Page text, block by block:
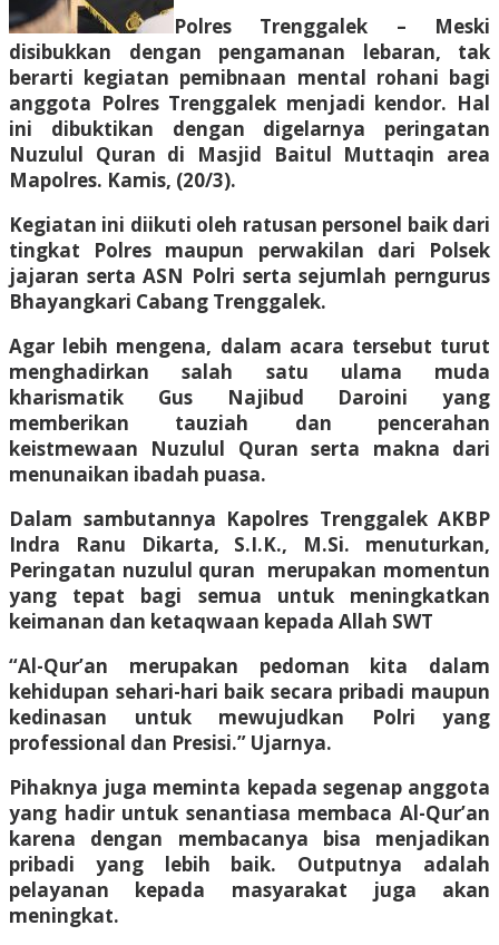
Polres Trenggalek – Meski
disibukkan dengan pengamanan lebaran, tak
berarti kegiatan pemibnaan mental rohani bagi
anggota Polres Trenggalek menjadi kendor. Hal
ini dibuktikan dengan digelarnya peringatan
Nuzulul Quran di Masjid Baitul Muttaqin area
Mapolres. Kamis, (20/3).
Kegiatan ini diikuti oleh ratusan personel baik dari
tingkat Polres maupun perwakilan dari Polsek
jajaran serta ASN Polri serta sejumlah perngurus
Bhayangkari Cabang Trenggalek.
Agar lebih mengena, dalam acara tersebut turut
menghadirkan salah satu ulama muda
kharismatik Gus Najibud Daroini yang
memberikan tauziah dan pencerahan
keistmewaan Nuzulul Quran serta makna dari
menunaikan ibadah puasa.
Dalam sambutannya Kapolres Trenggalek AKBP
Indra Ranu Dikarta, S.I.K., M.Si. menuturkan,
Peringatan nuzulul quran merupakan momentun
yang tepat bagi semua untuk meningkatkan
keimanan dan ketaqwaan kepada Allah SWT
“Al-Qur’an merupakan pedoman kita dalam
kehidupan sehari-hari baik secara pribadi maupun
kedinasan untuk mewujudkan Polri yang
professional dan Presisi.” Ujarnya.
Pihaknya juga meminta kepada segenap anggota
yang hadir untuk senantiasa membaca Al-Qur’an
karena dengan membacanya bisa menjadikan
pribadi yang lebih baik. Outputnya adalah
pelayanan kepada masyarakat juga akan
meningkat.